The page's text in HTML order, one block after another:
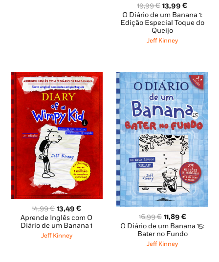
19,99€ O
preço
original
era:
19,99 €.
13,99€O
preço
atual
O Diário de um Banana 1:
Edição Especial Toque do
Queijo
Jeff Kinney
14,99€ O
preço
original
era:
13,49€O
preço
atual
Aprende Inglês com O
Diário de um Banana 1
Jeff Kinney
16,99€ O
preço
original
era:
11,89 €O
preço
atual
O Diário de um Banana 15:
Bater no Fundo
Jeff Kinney